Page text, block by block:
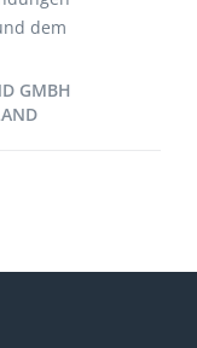
dem
Frachtraten
GMBH